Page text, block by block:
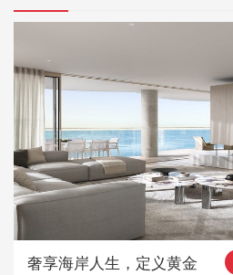
奢享海岸人生，定义黄金